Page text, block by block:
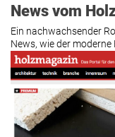
News vom
Ein nachwachsender
News, wie der